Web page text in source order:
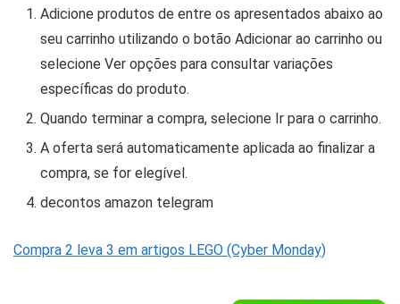
Adicione produtos de entre os apresentados abaixo ao
seu carrinho utilizando o botão Adicionar ao carrinho ou
selecione Ver opções para consultar variações
específicas do produto.
Quando terminar a compra, selecione Ir para o carrinho.
A oferta será automaticamente aplicada ao finalizar a
compra, se for elegível.
decontos amazon telegram
Compra 2 leva 3 em artigos LEGO (Cyber Monday)